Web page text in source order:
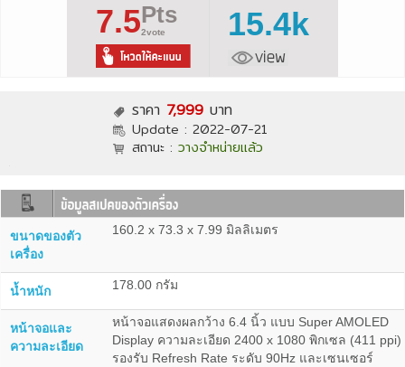
7.5Pts
2vote 15.4k
ราคา 7,999 บาท
Update : 2022-07-21
สถานะ : วางจำหน่ายแล้ว
ขนาดของตัว
เครื่อง
160.2 x 73.3 x 7.99 มิลลิเมตร
น้ำหนัก 178.00 กรัม
หน้าจอและ
ความละเอียด
หน้าจอแสดงผลกว้าง 6.4 นิ้ว แบบ Super AMOLED
Display ความละเอียด 2400 x 1080 พิกเซล (411 ppi)
รองรับ Refresh Rate ระดับ 90Hz และเซนเซอร์